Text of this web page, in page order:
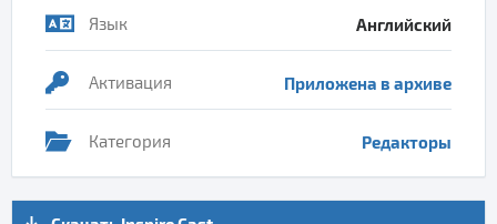
Язык Английский
Активация Приложена в архиве
Категория Редакторы